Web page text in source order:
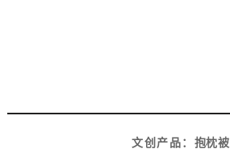
文创产品： 抱枕被